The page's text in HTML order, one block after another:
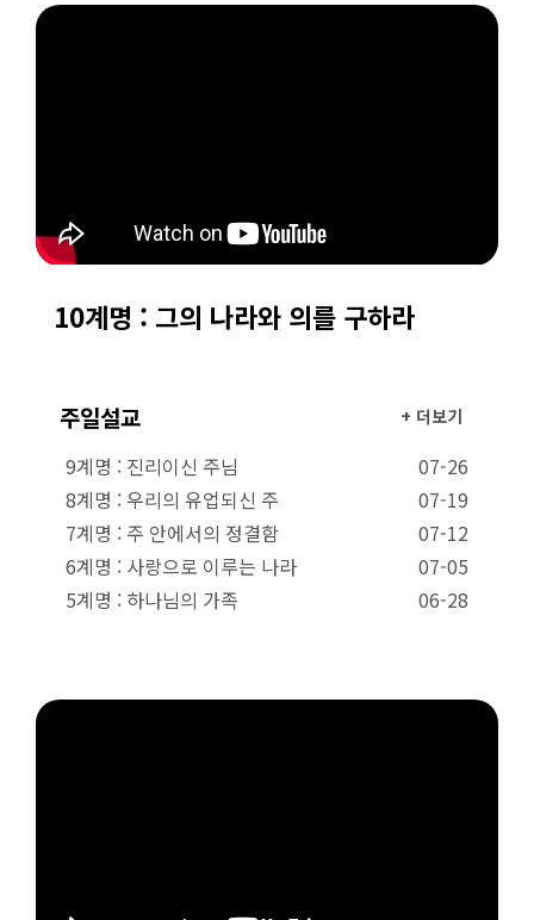
10계명 : 그의 나라와 의를 구하라
주일설교 + 더보기
9계명 : 진리이신 주님
07-26
8계명 : 우리의 유업되신 주
07-19
7계명 : 주 안에서의 정결함
07-12
6계명 : 사랑으로 이루는 나라
07-05
5계명 : 하나님의 가족
06-28